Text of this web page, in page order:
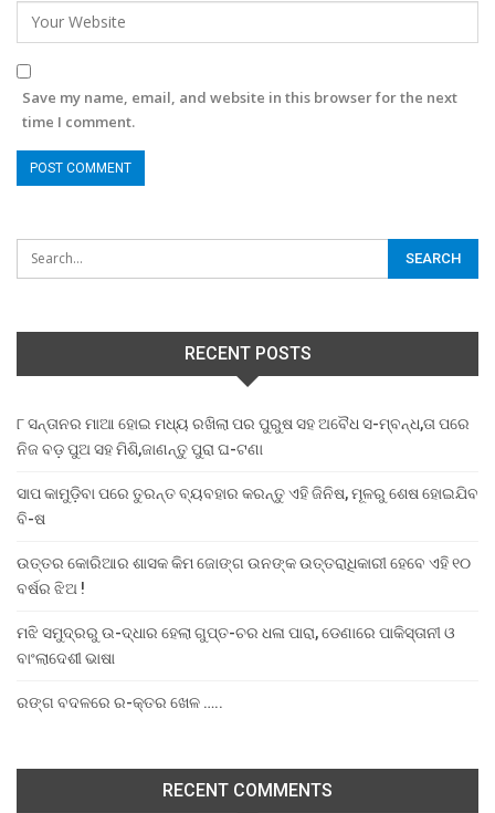
Save my name, email, and website in this browser for the next
time I comment.
RECENT POSTS
୮ ସନ୍ତାନର ମାଆ ହୋଇ ମଧ୍ୟ ରଖିଲା ପର ପୁରୁଷ ସହ ଅବୈଧ ସ-ମ୍ବନ୍ଧ,ତା ପରେ
ନିଜ ବଡ଼ ପୁଅ ସହ ମିଶି,ଜାଣନ୍ତୁ ପୁରା ଘ-ଟଣା
ସାପ କାମୁଡ଼ିବା ପରେ ତୁରନ୍ତ ବ୍ୟବହାର କରନ୍ତୁ ଏହି ଜିନିଷ, ମୂଳରୁ ଶେଷ ହୋଇଯିବ
ବି-ଷ
ଉତ୍ତର କୋରିଆର ଶାସକ କିମ ଜୋଙ୍ଗ ଉନଙ୍କ ଉତ୍ତରାଧିକାରୀ ହେବେ ଏହି ୧୦
ବର୍ଷର ଝିଅ !
ମଝି ସମୁଦ୍ରରୁ ଉ-ଦ୍ଧାର ହେଲା ଗୁପ୍ତ-ଚର ଧଳା ପାରା, ଡେଣାରେ ପାକିସ୍ତାନୀ ଓ
ବାଂଲାଦେଶୀ ଭାଷା
ରଙ୍ଗ ବଦଳରେ ର-କ୍ତର ଖେଳ …..
RECENT COMMENTS